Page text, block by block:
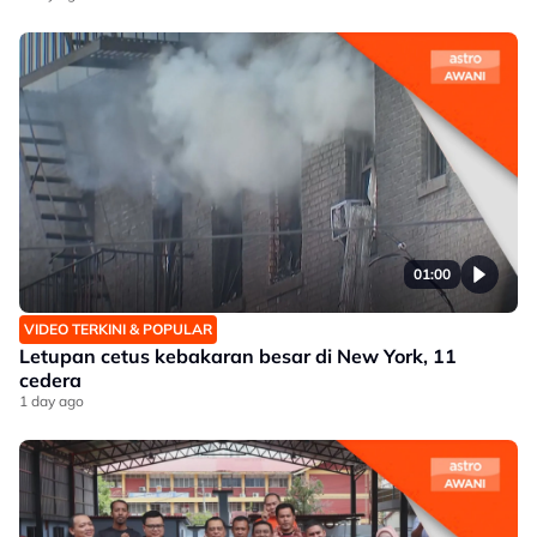
01:00
VIDEO TERKINI & POPULAR
Letupan cetus kebakaran besar di New York, 11
cedera
1 day ago